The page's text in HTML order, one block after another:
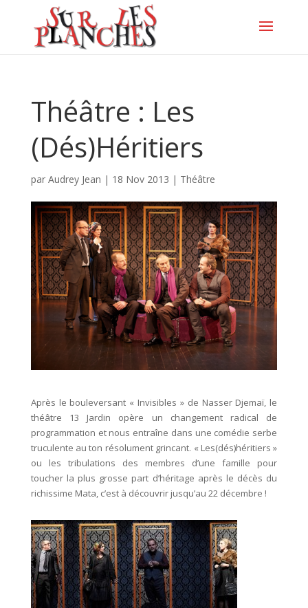
Théâtre : Les
(Dés)Héritiers
par Audrey Jean | 18 Nov 2013 | Théâtre
Après le bouleversant « Invisibles » de Nasser Djemaï, le
théâtre 13 Jardin opère un changement radical de
programmation et nous entraîne dans une comédie serbe
truculente au ton résolument grincant. « Les(dés)héritiers »
ou les tribulations des membres d’une famille pour
toucher la plus grosse part d’héritage après le décès du
richissime Mata, c’est à découvrir jusqu’au 22 décembre !